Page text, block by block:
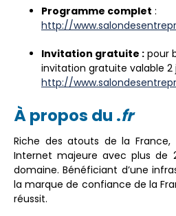
Programme complet :
http://
Invitation gratuite : pour
invitation gratuite valable 2
http://
À propos du .fr
Riche des atouts de la France,
Internet majeure avec plus de
domaine. Bénéficiant d’une
la marque de confiance de la
réussit.